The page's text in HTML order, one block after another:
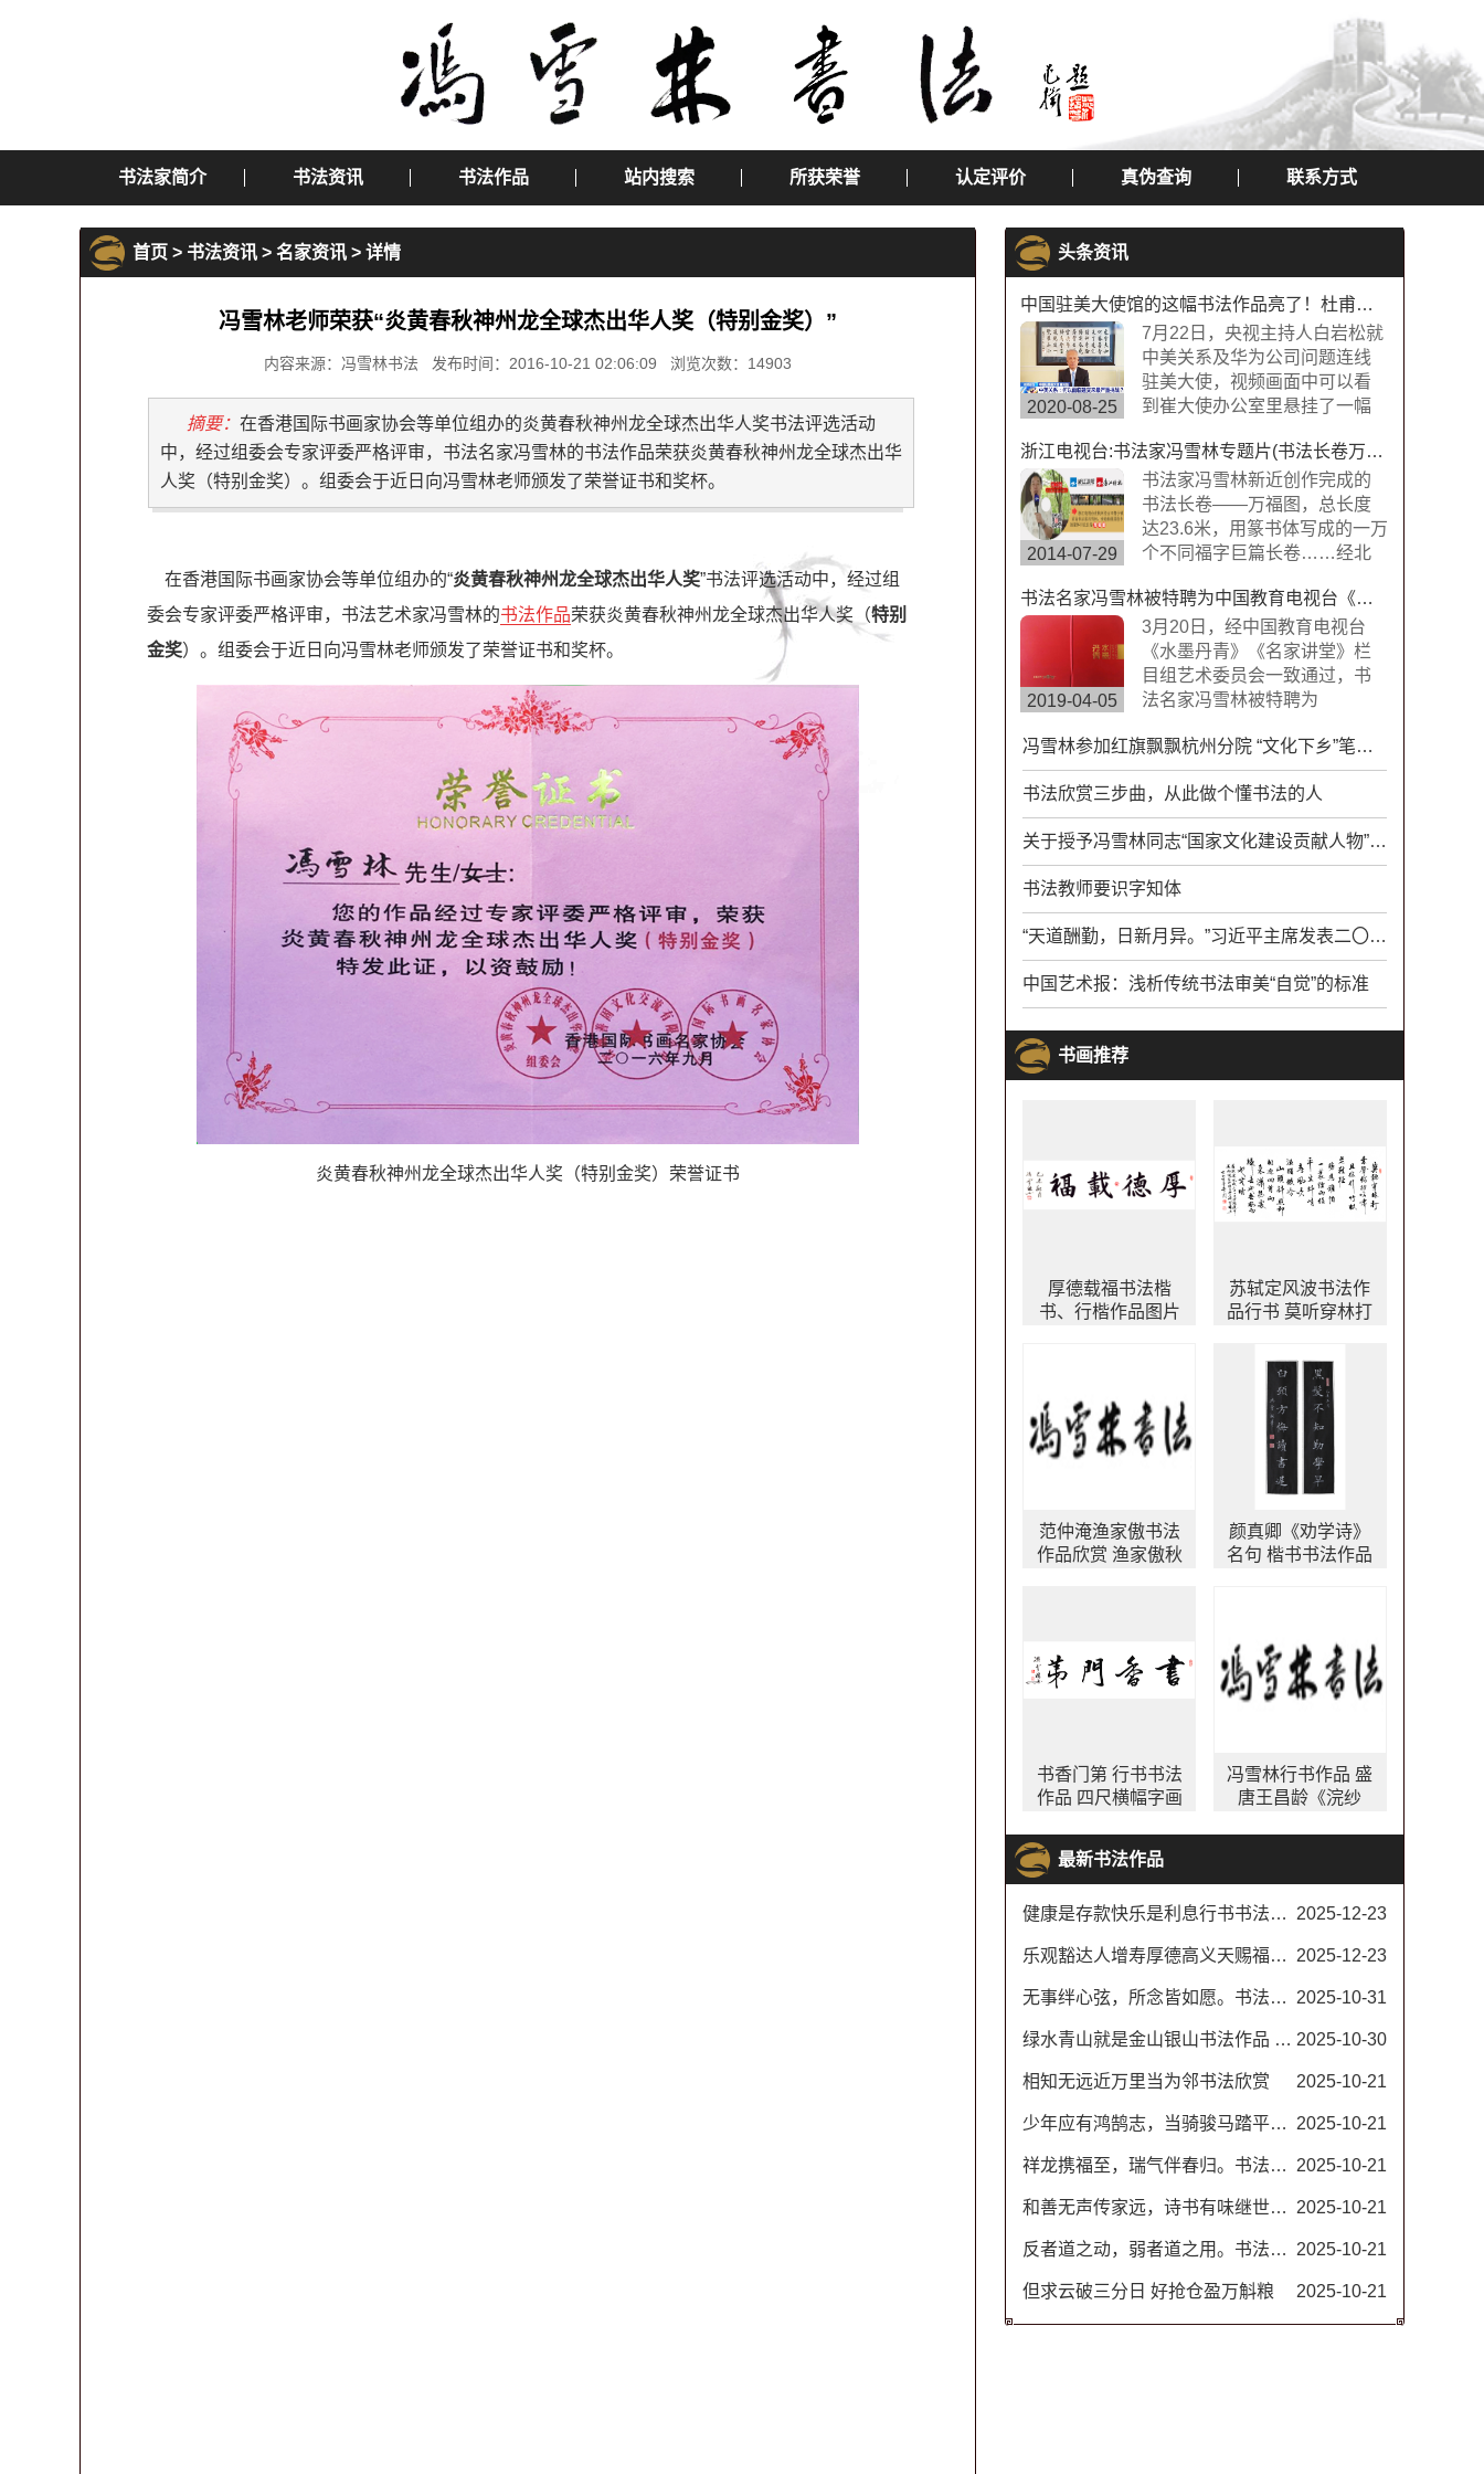
书法家简介 书法资讯 书法作品 站内搜索 所获荣誉 认定评价 真伪查询 联系方式
首页 > 书法资讯 > 名家资讯 > 详情
冯雪林老师荣获“炎黄春秋神州龙全球杰出华人奖（特别金奖）”
内容来源：冯雪林书法 发布时间：2016-10-21 02:06:09 浏览次数：14903
摘要： 在香港国际书画家协会等单位组办的炎黄春秋神州龙全球杰出华人奖书法评选活动
中，经过组委会专家评委严格评审，书法名家冯雪林的书法作品荣获炎黄春秋神州龙全球杰出华
人奖（特别金奖）。组委会于近日向冯雪林老师颁发了荣誉证书和奖杯。
在香港国际书画家协会等单位组办的“炎黄春秋神州龙全球杰出华人奖”书法评选活动中，经过组
委会专家评委严格评审，书法艺术家冯雪林的书法作品荣获炎黄春秋神州龙全球杰出华人奖（特别
金奖）。组委会于近日向冯雪林老师颁发了荣誉证书和奖杯。
炎黄春秋神州龙全球杰出华人奖（特别金奖）荣誉证书
头条资讯
中国驻美大使馆的这幅书法作品亮了！杜甫望岳书法作品
2020-08-25
7月22日，央视主持人白岩松就
中美关系及华为公司问题连线
驻美大使，视频画面中可以看
到崔大使办公室里悬挂了一幅
甫的《望岳》，极具内涵，这
幅作品的书法字体是典型欧体
楷书，方圆兼备、严谨工整、
挺劲险峻。
浙江电视台:书法家冯雪林专题片(书法长卷万福图)
2014-07-29
书法家冯雪林新近创作完成的
书法长卷——万福图，总长度
达23.6米，用篆书体写成的一万
个不同福字巨篇长卷……经北
今为止世界上唯一的福字长篇
书法作品，具有很高的搜藏价
值。浙江卫视拍摄组来到杭州
余杭径山风情小镇专门拍摄了
此次专题片。
书法名家冯雪林被特聘为中国教育电视台《水墨丹青》《名家讲堂》栏目组签约艺术家
2019-04-05
3月20日，经中国教育电视台
《水墨丹青》《名家讲堂》栏
目组艺术委员会一致通过，书
法名家冯雪林被特聘为
堂》栏目组签约艺术家。中国
教育电视台《水墨丹青》是以
“弘扬中华传统文化，传承水墨
艺术精髓”为宗旨，展示现代中
国书画艺术发展变化的大型电
视文化栏目。
冯雪林参加红旗飘飘杭州分院 “文化下乡”笔会活动
书法欣赏三步曲，从此做个懂书法的人
关于授予冯雪林同志“国家文化建设贡献人物”称号的通知
书法教师要识字知体
“天道酬勤，日新月异。”习近平主席发表二〇一八年新年贺词
中国艺术报：浅析传统书法审美“自觉”的标准
书画推荐
厚德载福书法楷
书、行楷作品图片
苏轼定风波书法作
品行书 莫听穿林打
范仲淹渔家傲书法
作品欣赏 渔家傲秋
颜真卿《劝学诗》
名句 楷书书法作品
书香门第 行书书法
作品 四尺横幅字画
冯雪林行书作品 盛
唐王昌龄《浣纱
最新书法作品
2025-12-23
健康是存款快乐是利息行书书法对联
2025-12-23
乐观豁达人增寿厚德高义天赐福书法楷书
2025-10-31
无事绊心弦，所念皆如愿。书法图片
2025-10-30
绿水青山就是金山银山书法作品 名家毛笔行书图片
2025-10-21
相知无远近万里当为邻书法欣赏
2025-10-21
少年应有鸿鹄志，当骑骏马踏平川。励志书法对联
2025-10-21
祥龙携福至，瑞气伴春归。书法春联
2025-10-21
和善无声传家远，诗书有味继世长。隶书书法欣赏 治家格言楹联
2025-10-21
反者道之动，弱者道之用。书法作品 道德经名句
2025-10-21
但求云破三分日 好抢仓盈万斛粮